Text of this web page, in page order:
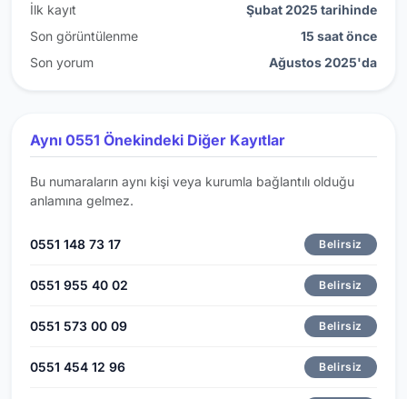
İlk kayıt
Şubat 2025 tarihinde
Son görüntülenme
15 saat önce
Son yorum
Ağustos 2025'da
Aynı 0551 Önekindeki Diğer Kayıtlar
Bu numaraların aynı kişi veya kurumla bağlantılı olduğu
anlamına gelmez.
0551 148 73 17 Belirsiz
0551 955 40 02 Belirsiz
0551 573 00 09 Belirsiz
0551 454 12 96 Belirsiz